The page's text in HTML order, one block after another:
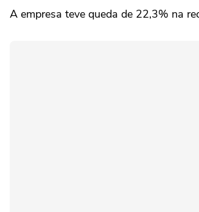
A empresa teve queda de 22,3% na